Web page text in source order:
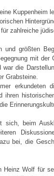
Kuppenheim
zahlreiche
und größten
mit
war die
Grabsteine.
ihren
sich, beim
bei, die
Heinz Wolf für